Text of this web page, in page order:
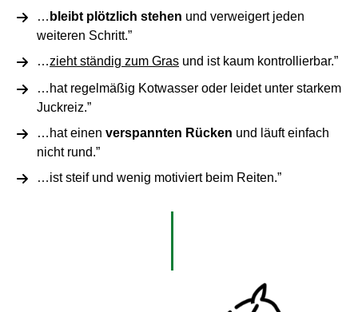
… bleibt plötzlich stehen und verweigert jeden
weiteren Schritt.”
…zieht ständig zum Gras und ist kaum kontrollierbar.”
…hat regelmäßig Kotwasser oder leidet unter starkem
Juckreiz.”
…hat einen verspannten Rücken und läuft einfach
nicht rund.”
…ist steif und wenig motiviert beim Reiten.”